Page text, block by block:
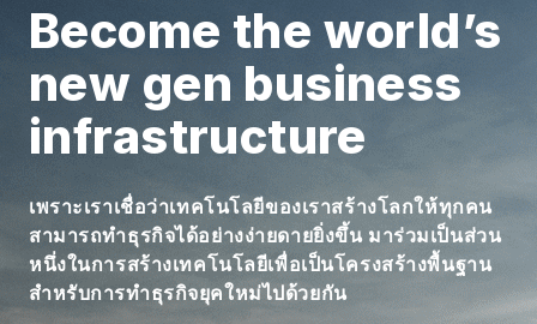
Become the world’s
new gen business
infrastructure
เพราะเราเชื่อว่าเทคโนโลยีของเราสร้างโลกให้ทุกคน
สามารถทำธุรกิจได้อย่างง่ายดายยิ่งขึ้น มาร่วมเป็นส่วน
หนึ่งในการสร้างเทคโนโลยีเพื่อเป็นโครงสร้างพื้นฐาน
สำหรับการทำธุรกิจยุคใหม่ไปด้วยกัน